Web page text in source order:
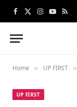
Facebook
X
Instagram
YouTube
RSS
Home » UP FIRST »
UP FIRST